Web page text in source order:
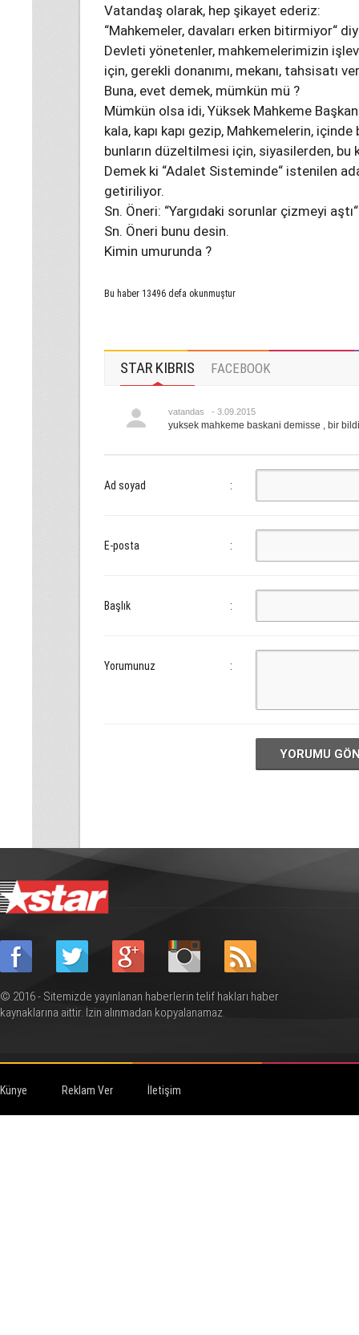
Vatandaş olarak, hep şikayet ederiz:
“Mahkemeler, davaları erken bitirmiyor“
Devleti yönetenler, mahkemelerimizin
için, gerekli donanımı, mekanı, tahsisatı
Buna, evet demek, mümkün mü ?
Mümkün olsa idi, Yüksek Mahkeme
kala, kapı kapı gezip, Mahkemelerin,
bunların düzeltilmesi için, siyasilerden, bu
Demek ki “Adalet Sisteminde“ istenilen
getiriliyor.
Sn. Öneri: “Yargıdaki sorunlar çizmeyi
Sn. Öneri bunu desin.
Kimin umurunda ?
Bu haber 13496 defa okunmuştur
STAR KIBRIS FACEBOOK
vatandas - 3.09.2015
yuksek mahkeme baskani demisse , bir
Ad soyad :
E-posta :
Başlık :
Yorumunuz :
YORUMU
© 2016 - Sitemizde yayınlanan haberlerin telif hakları haber
kaynaklarına aittir. İzin alınmadan kopyalanamaz.
Künye Reklam Ver İletişim